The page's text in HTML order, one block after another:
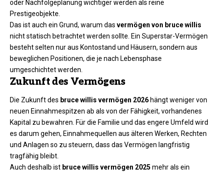
oder Nachfolgeplanung wichtiger werden als reine
Prestigeobjekte.
Das ist auch ein Grund, warum das vermögen von bruce willis
nicht statisch betrachtet werden sollte. Ein Superstar-Vermögen
besteht selten nur aus Kontostand und Häusern, sondern aus
beweglichen Positionen, die je nach Lebensphase
umgeschichtet werden.
Zukunft des Vermögens
Die Zukunft des bruce willis vermögen 2026 hängt weniger von
neuen Einnahmespitzen ab als von der Fähigkeit, vorhandenes
Kapital zu bewahren. Für die Familie und das engere Umfeld wird
es darum gehen, Einnahmequellen aus älteren Werken, Rechten
und Anlagen so zu steuern, dass das Vermögen langfristig
tragfähig bleibt.
Auch deshalb ist bruce willis vermögen 2025 mehr als ein